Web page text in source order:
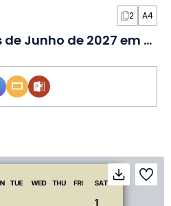
2 A4
Calendário Simples de Junho de 2027 em Slides